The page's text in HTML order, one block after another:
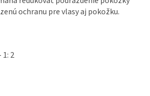
ochranu pre vlasy aj pokožku.
2